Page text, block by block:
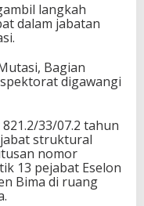
langkah
dalam jabatan
Bagian
digawangi
33/07.2 tahun
struktural
nomor
13 pejabat Eselon
Bima di ruang